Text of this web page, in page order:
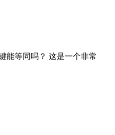
能等同吗？ 这是一个非常